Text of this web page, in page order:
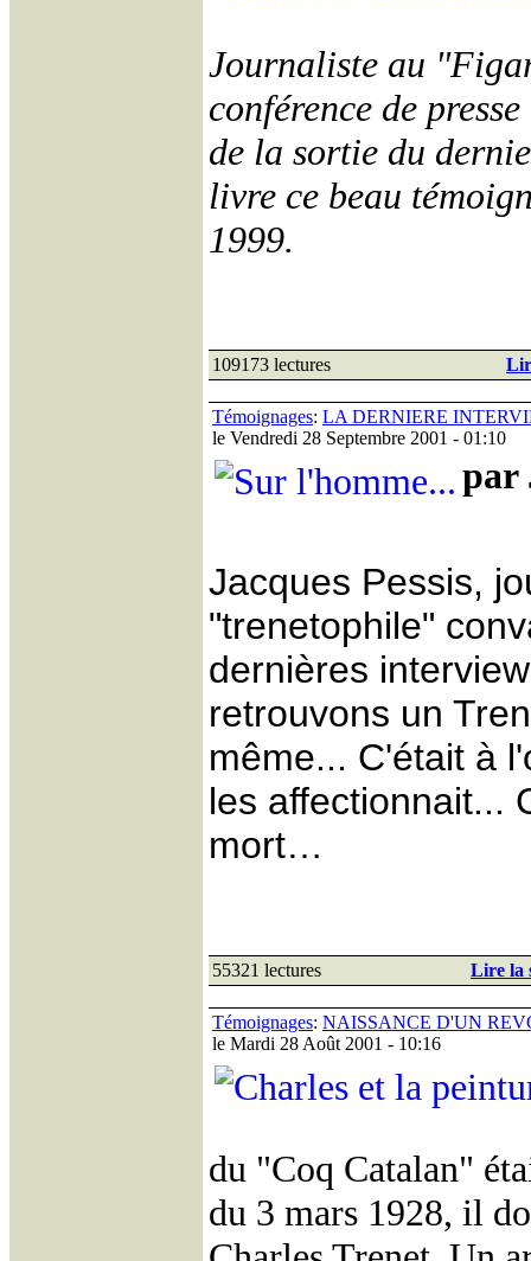
Journaliste au
conférence de
de la sortie du
livre ce beau
1999.
109173 lectures
Témoignages: LA DERNIERE
le Vendredi 28 Septembre 2001 - 01:10
par
Jacques Pessis,
"trenetophile"
dernières
retrouvons un
même... C'était à
les affectionnait...
mort…
55321 lectures Lire la
Témoignages: NAISSANCE D'UN
le Mardi 28 Août 2001 - 10:16
du "Coq Catalan"
du 3 mars 1928, il